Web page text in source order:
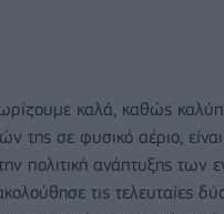
καλά, καθώς
της σε φυσικό αέριο,
πολιτική ανάπτυξης των
τις τελευταίες